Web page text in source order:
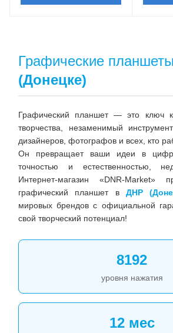
Графические
(Донецке)
Графический планшет — это ключ
творчества, незаменимый
дизайнеров, фотографов и всех, кто
Он превращает ваши идеи в
точностью и естественностью,
Интернет-магазин «DNR-Market»
графический планшет в ДНР
мировых брендов с официальной
свой творческий потенциал!
8192
уровня нажатия
12 мес